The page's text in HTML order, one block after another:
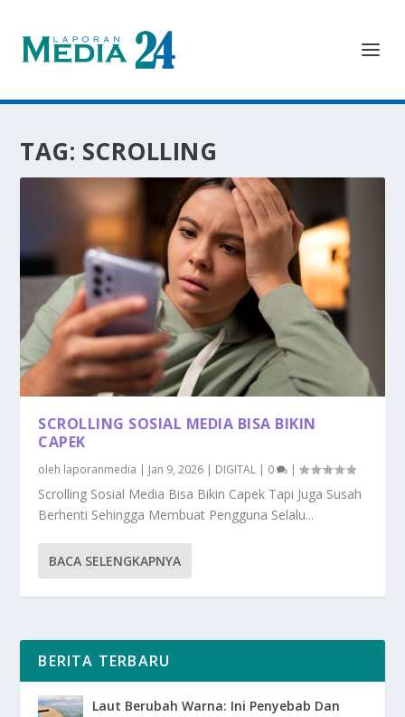
TAG: SCROLLING
SCROLLING SOSIAL MEDIA BISA BIKIN
CAPEK
oleh laporanmedia | Jan 9, 2026 | DIGITAL | 0 |
Scrolling Sosial Media Bisa Bikin Capek Tapi Juga Susah
Berhenti Sehingga Membuat Pengguna Selalu...
BACA SELENGKAPNYA
BERITA TERBARU
Laut Berubah Warna: Ini Penyebab Dan